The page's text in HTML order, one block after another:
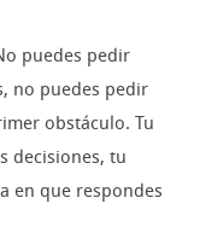
puedes pedir
no puedes pedir
obstáculo. Tu
decisiones, tu
en que respondes